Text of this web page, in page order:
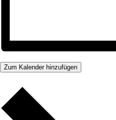
Zum Kalender hinzufügen